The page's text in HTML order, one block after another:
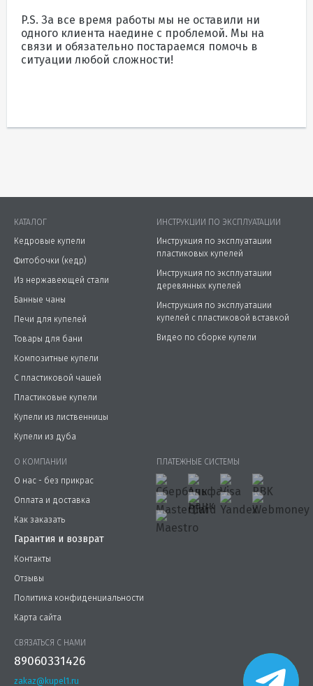
P.S. За все время работы мы не оставили ни
одного клиента наедине с проблемой. Мы на
связи и обязательно постараемся помочь в
ситуации любой сложности!
КАТАЛОГ
Кедровые купели
Фитобочки (кедр)
Из нержавеющей стали
Банные чаны
Печи для купелей
Товары для бани
Композитные купели
С пластиковой чашей
Пластиковые купели
Купели из лиственницы
Купели из дуба
ИНСТРУКЦИИ ПО ЭКСПЛУАТАЦИИ
Инструкция по эксплуатации
пластиковых купелей
Инструкция по эксплуатации
деревянных купелей
Инструкция по эксплуатации
купелей с пластиковой вставкой
Видео по сборке купели
О КОМПАНИИ
О нас - без прикрас
Оплата и доставка
Как заказать
Гарантия и возврат
Контакты
Отзывы
Политика конфиденциальности
Карта сайта
ПЛАТЕЖНЫЕ СИСТЕМЫ
СВЯЗАТЬСЯ С НАМИ
89060331426
zakaz@kupel1.ru